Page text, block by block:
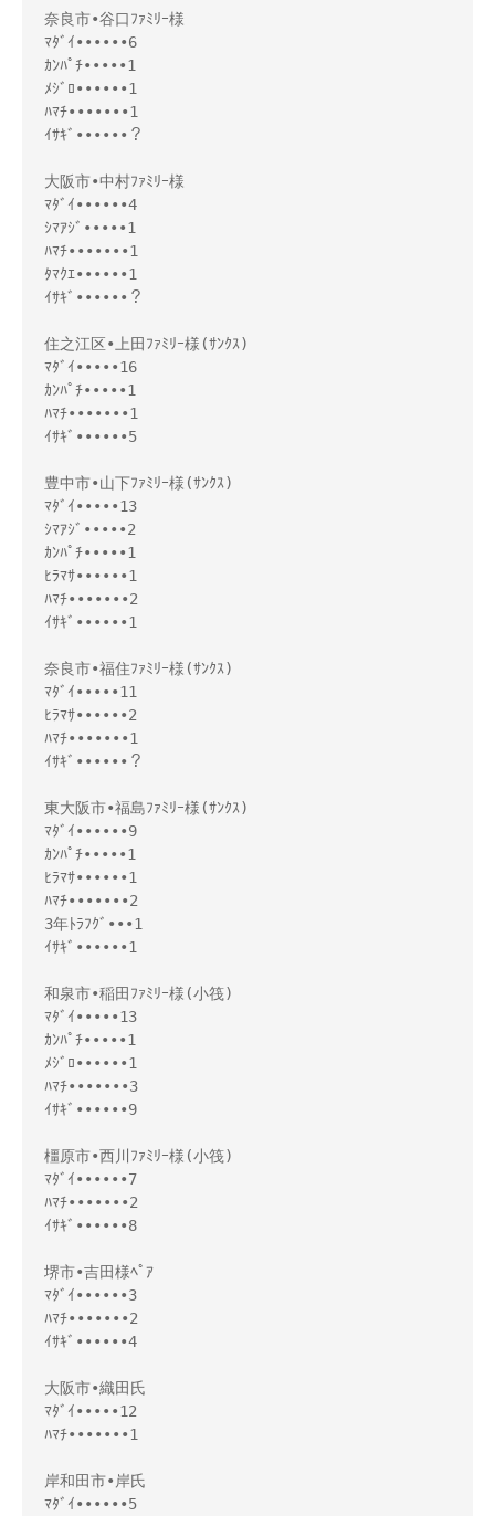
奈良市•谷口ﾌｧﾐﾘｰ様
ﾏﾀﾞｲ••••••6
ｶﾝﾊﾟﾁ•••••1
ﾒｼﾞﾛ••••••1
ﾊﾏﾁ•••••••1
ｲｻｷﾞ••••••？
大阪市•中村ﾌｧﾐﾘｰ様
ﾏﾀﾞｲ••••••4
ｼﾏｱｼﾞ•••••1
ﾊﾏﾁ•••••••1
ﾀﾏｸｴ••••••1
ｲｻｷﾞ••••••？
住之江区•上田ﾌｧﾐﾘｰ様(ｻﾝｸｽ)
ﾏﾀﾞｲ•••••16
ｶﾝﾊﾟﾁ•••••1
ﾊﾏﾁ•••••••1
ｲｻｷﾞ••••••5
豊中市•山下ﾌｧﾐﾘｰ様(ｻﾝｸｽ)
ﾏﾀﾞｲ•••••13
ｼﾏｱｼﾞ•••••2
ｶﾝﾊﾟﾁ•••••1
ﾋﾗﾏｻ••••••1
ﾊﾏﾁ•••••••2
ｲｻｷﾞ••••••1
奈良市•福住ﾌｧﾐﾘｰ様(ｻﾝｸｽ)
ﾏﾀﾞｲ•••••11
ﾋﾗﾏｻ••••••2
ﾊﾏﾁ•••••••1
ｲｻｷﾞ••••••？
東大阪市•福島ﾌｧﾐﾘｰ様(ｻﾝｸｽ)
ﾏﾀﾞｲ••••••9
ｶﾝﾊﾟﾁ•••••1
ﾋﾗﾏｻ••••••1
ﾊﾏﾁ•••••••2
3年ﾄﾗﾌｸﾞ•••1
ｲｻｷﾞ••••••1
和泉市•稲田ﾌｧﾐﾘｰ様(小筏)
ﾏﾀﾞｲ•••••13
ｶﾝﾊﾟﾁ•••••1
ﾒｼﾞﾛ••••••1
ﾊﾏﾁ•••••••3
ｲｻｷﾞ••••••9
橿原市•西川ﾌｧﾐﾘｰ様(小筏)
ﾏﾀﾞｲ••••••7
ﾊﾏﾁ•••••••2
ｲｻｷﾞ••••••8
堺市•吉田様ﾍﾟｱ
ﾏﾀﾞｲ••••••3
ﾊﾏﾁ•••••••2
ｲｻｷﾞ••••••4
大阪市•織田氏
ﾏﾀﾞｲ•••••12
ﾊﾏﾁ•••••••1
岸和田市•岸氏
ﾏﾀﾞｲ••••••5